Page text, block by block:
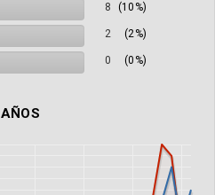
8 (10%)
2 (2%)
0 (0%)
AÑOS